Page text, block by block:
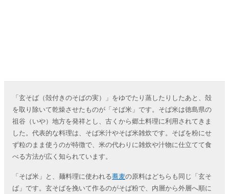
「玄そば（殻付きのそばの実）」をゆでたり蒸したりしたあと、殻
を取り除いて乾燥させたものが「そば米」です。そば米は徳島県の
祖谷（いや）地方を発祥とし、古くから郷土料理に利用されてきま
した。代表的な料理は、そば米汁やそば米雑炊です。そばを粉にせ
ず粒のまま使うのが特徴で、米の代わりに雑炊や汁物に仕立てて食
べる方法が広く知られています。
「そば米」と、麺料理に使われる蕎麦の原料はどちらも同じ「玄そ
ば」です。玄そばを挽いて作るのがそば粉で、内層から外層へ順に